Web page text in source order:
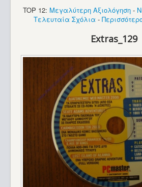
Apple Macintosh SE FDHD
TOP 12: Μεγαλύτερη Αξιολόγηση -
Τελευταία Σχόλια -
Extras_129